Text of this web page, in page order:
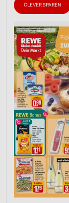
CLEVER SPAREN